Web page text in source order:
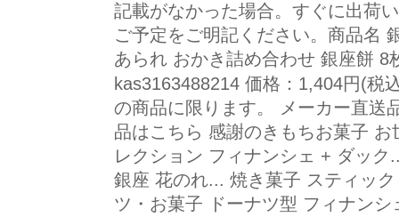
記載がなかった場合。すぐに出荷
ご予定をご明記ください。商品名
あられ おかき詰め合わせ 銀座餅 8
kas3163488214 価格：1,404円(
の商品に限ります。 メーカー直送
品はこちら 感謝のきもちお菓子
レクション フィナンシェ + ダッ
銀座 花のれ... 焼き菓子 スティッ
ツ・お菓子 ドーナツ型 フィナン